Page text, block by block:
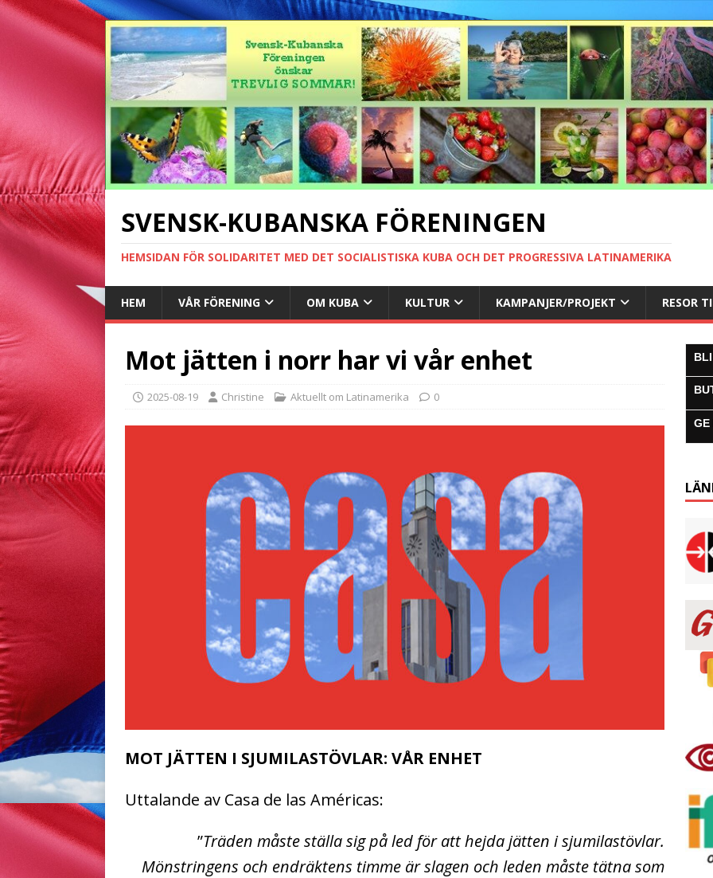
SVENSK-KUBANSKA FÖRENINGEN
HEMSIDAN FÖR SOLIDARITET MED DET SOCIALISTISKA KUBA OCH DET PROGRESSIVA LATINAMERIKA
HEM VÅR FÖRENING OM KUBA KULTUR KAMPANJER/PROJEKT RESOR
Mot jätten i norr har vi vår enhet
2025-08-19 Christine Aktuellt om Latinamerika 0
MOT JÄTTEN I SJUMILASTÖVLAR: VÅR ENHET
Uttalande av Casa de las Américas:
”Träden måste ställa sig på led för att hejda jätten i sjumilastövlar.
Mönstringens och endräktens timme är slagen och leden måste tätna som
GE